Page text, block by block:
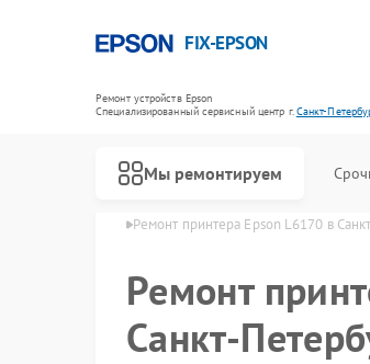
FIX-EPSON
Ремонт устройств Epson
Специализированный cервисный центр г.Санкт-
Мы ремонтируем
Ремонт принтера Epson L6170 в
Ремонт
Санкт-